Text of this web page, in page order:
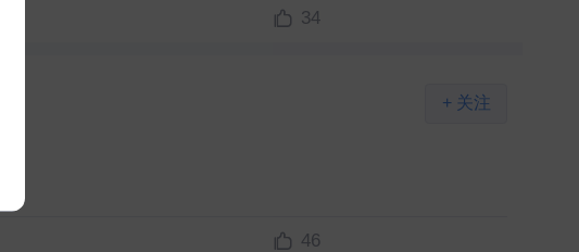
34
+ 关注
46